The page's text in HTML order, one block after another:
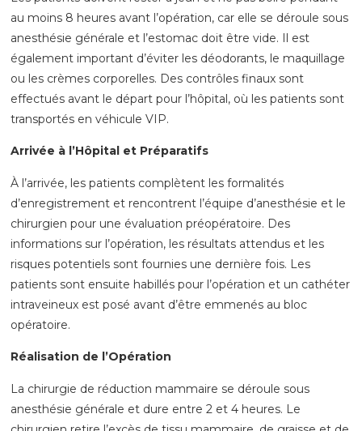
au moins 8 heures avant l’opération, car elle se déroule sous
anesthésie générale et l’estomac doit être vide. Il est
également important d’éviter les déodorants, le maquillage
ou les crèmes corporelles. Des contrôles finaux sont
effectués avant le départ pour l’hôpital, où les patients sont
transportés en véhicule VIP.
Arrivée à l’Hôpital et Préparatifs
À l’arrivée, les patients complètent les formalités
d’enregistrement et rencontrent l’équipe d’anesthésie et le
chirurgien pour une évaluation préopératoire. Des
informations sur l’opération, les résultats attendus et les
risques potentiels sont fournies une dernière fois. Les
patients sont ensuite habillés pour l’opération et un cathéter
intraveineux est posé avant d’être emmenés au bloc
opératoire.
Réalisation de l’Opération
La chirurgie de réduction mammaire se déroule sous
anesthésie générale et dure entre 2 et 4 heures. Le